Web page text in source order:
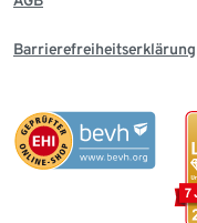
Barrierefreiheitserklärung